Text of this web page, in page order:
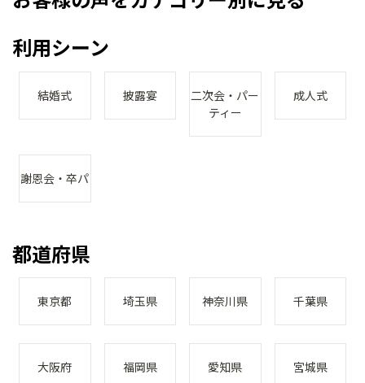
利用シーン
結婚式 披露宴
二次会・パー
ティー
成人式
謝恩会・卒パ
都道府県
東京都 埼玉県 神奈川県 千葉県
大阪府 福岡県 愛知県 宮城県